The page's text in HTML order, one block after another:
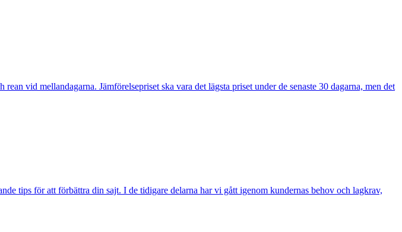
vid mellandagarna. Jämförelsepriset ska vara det lägsta priset under de senaste 30 dagarna, men det
tips för att förbättra din sajt. I de tidigare delarna har vi gått igenom kundernas behov och lagkrav,